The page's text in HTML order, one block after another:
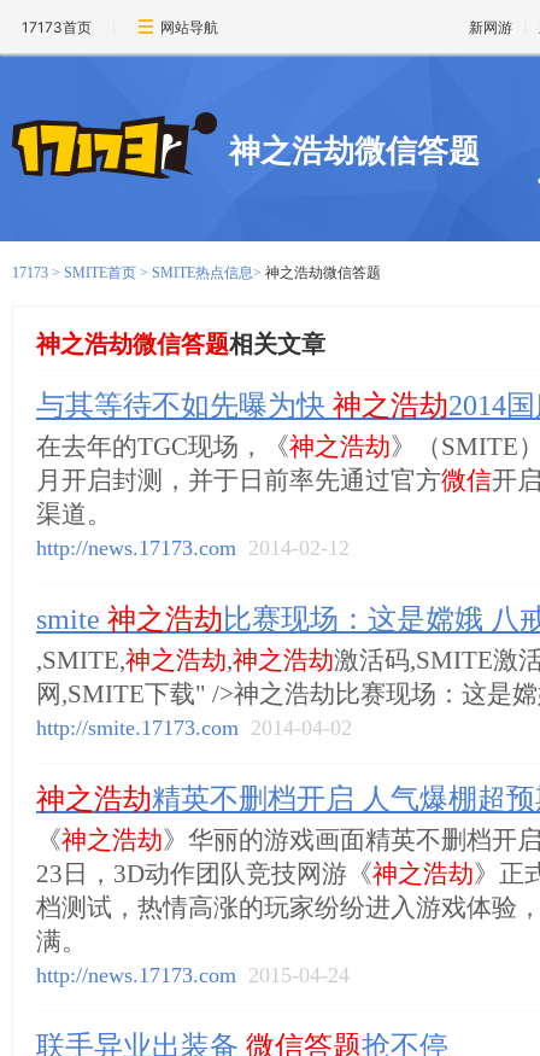
17173首页 网站导航 新网游
神之浩劫微信答题
17173 > SMITE首页 > SMITE热点信息> 神之浩劫微信答题
神之浩劫微信答题相关文章
与其等待不如先曝为快 神之浩劫2014
在去年的TGC现场，《神之浩劫》（SMITE
月开启封测，并于日前率先通过官方微信开
渠道。
http://news.17173.com 2014-02-12
smite 神之浩劫比赛现场：这是嫦娥 八
,SMITE,神之浩劫,神之浩劫激活码,SMITE激
网,SMITE下载" />神之浩劫比赛现场：这是
http://smite.17173.com 2014-04-02
神之浩劫精英不删档开启 人气爆棚超
《神之浩劫》华丽的游戏画面精英不删档开
23日，3D动作团队竞技网游《神之浩劫》正
档测试，热情高涨的玩家纷纷进入游戏体验
满。
http://news.17173.com 2015-04-24
联手异业出装备 微信答题抢不停